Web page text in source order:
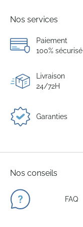
Nos services
Paiement
100% sécurisé
Livraison
24/72H
Garanties
Nos conseils
FAQ